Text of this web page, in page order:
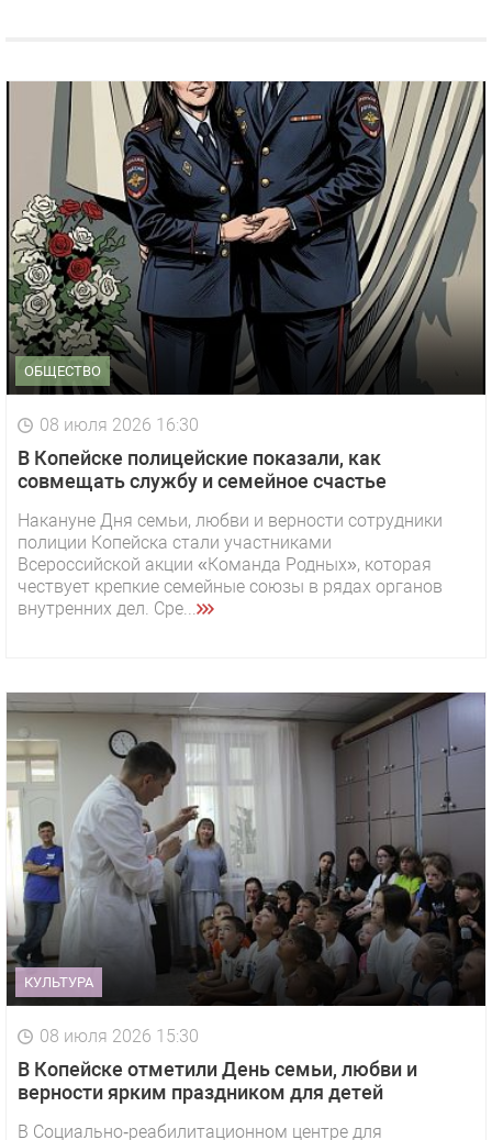
ОБЩЕСТВО
08 июля 2026 16:30
В Копейске полицейские показали, как
совмещать службу и семейное счастье
Накануне Дня семьи, любви и верности сотрудники
полиции Копейска стали участниками
Всероссийской акции «Команда Родных», которая
чествует крепкие семейные союзы в рядах органов
внутренних дел. Сре...
КУЛЬТУРА
08 июля 2026 15:30
В Копейске отметили День семьи, любви и
верности ярким праздником для детей
В Социально‑реабилитационном центре для